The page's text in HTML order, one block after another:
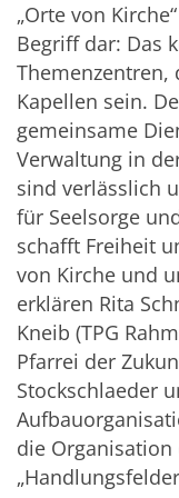
„Orte von
Begriff dar: Das
Themenzentren,
Kapellen sein.
gemeinsame
Verwaltung in
sind verlässlich
für Seelsorge
schafft Freiheit
von Kirche und
erklären Rita
Kneib (TPG
Pfarrei der
Stockschlaeder
die